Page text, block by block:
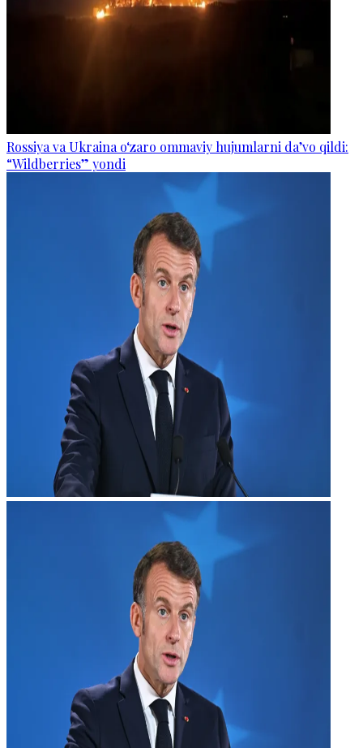
Rossiya va Ukraina o‘zaro ommaviy hujumlarni da’vo qildi:
“Wildberries” yondi